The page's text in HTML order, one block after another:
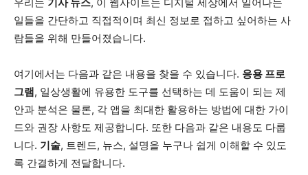
일들을 간단하고 직접적이며 최신 정보로 접하고 싶어하는 사
람들을 위해 만들어졌습니다.
여기에서는 다음과 같은 내용을 찾을 수 있습니다. 응용 프로
그램, 일상생활에 유용한 도구를 선택하는 데 도움이 되는 제
안과 분석은 물론, 각 앱을 최대한 활용하는 방법에 대한 가이
드와 권장 사항도 제공합니다. 또한 다음과 같은 내용도 다룹
니다. 기술, 트렌드, 뉴스, 설명을 누구나 쉽게 이해할 수 있도
록 간결하게 전달합니다.